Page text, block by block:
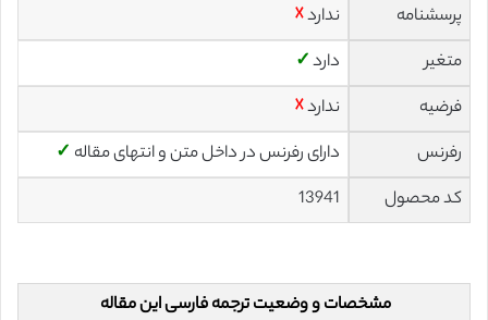
پرسشنامه
ندارد☓
متغیر
دارد✓
فرضیه
ندارد☓
رفرنس
دارای رفرنس در داخل متن و انتهای مقاله ✓
کد محصول
13941
مشخصات و وضعیت ترجمه فارسی این مقاله